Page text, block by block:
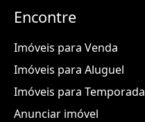
Encontre
Imóveis para Venda
Imóveis para Aluguel
Imóveis para Temporada
Anunciar imóvel